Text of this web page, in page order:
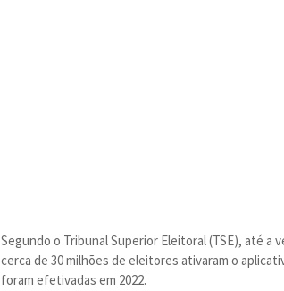
Segundo o Tribunal Superior Eleitoral (TSE), até
cerca de 30 milhões de eleitores ativaram o
foram efetivadas em 2022.